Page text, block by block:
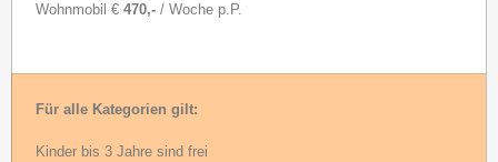
Wohnmobil € 470,- / Woche p.P.
Für alle Kategorien gilt:
Kinder bis 3 Jahre sind frei